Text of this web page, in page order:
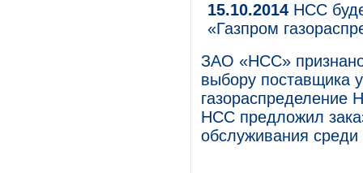
15.10.2014 НСС
«Газпром
ЗАО «НСС» признано
выбору поставщика
газораспределение
НСС предложил
обслуживания среди